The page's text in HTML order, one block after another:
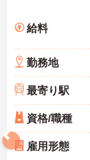
給料
勤務地
最寄り駅
資格/職種
雇用形態